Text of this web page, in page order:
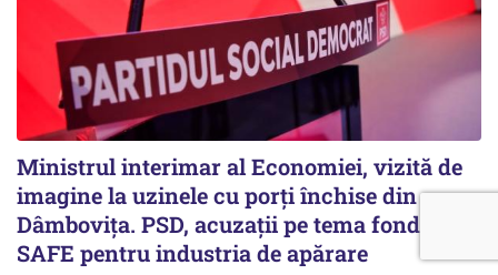
Ministrul interimar al Economiei, vizită de
imagine la uzinele cu porți închise din
Dâmbovița. PSD, acuzații pe tema fondurilor
SAFE pentru industria de apărare